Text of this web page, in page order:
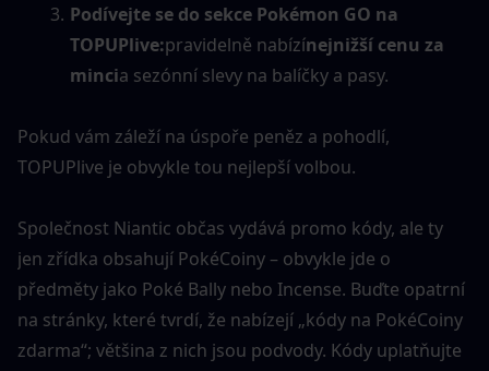
Podívejte se do sekce Pokémon GO na
TOPUPlive:pravidelně nabízínejnižší cenu za
mincia sezónní slevy na balíčky a pasy.
Pokud vám záleží na úspoře peněz a pohodlí,
TOPUPlive je obvykle tou nejlepší volbou.
Společnost Niantic občas vydává promo kódy, ale ty
jen zřídka obsahují PokéCoiny – obvykle jde o
předměty jako Poké Bally nebo Incense. Buďte opatrní
na stránky, které tvrdí, že nabízejí „kódy na PokéCoiny
zdarma“; většina z nich jsou podvody. Kódy uplatňujte